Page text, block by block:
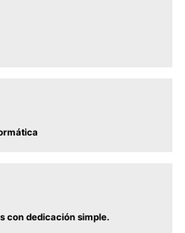
con dedicación simple.